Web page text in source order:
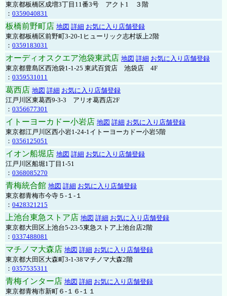
東京都板橋区成増3丁目11番3号 アクト1 ３階
： 0359040831
板橋前野町店 地図 詳細 お気に入り店舗登録
東京都板橋区前野町3-20-1ヒューリック志村坂上2階
： 0359183031
オーディオスクエア池袋東武店 地図 詳細 お気に入り店舗登録
東京都豊島区西池袋1-1-25 東武百貨店 池袋店 4F
： 0359531011
葛西店 地図 詳細 お気に入り店舗登録
江戸川区東葛西9-3-3 アリオ葛西店2F
： 0356677301
イトーヨーカドー小岩店 地図 詳細 お気に入り店舗登録
東京都江戸川区西小岩1-24-1イトーヨーカドー小岩5階
： 0356125051
イオン船堀店 地図 詳細 お気に入り店舗登録
江戸川区船堀1丁目1-51
： 0368085270
青梅統合館 地図 詳細 お気に入り店舗登録
東京都青梅市今寺５-１-１
： 0428321215
上池台東急ストア店 地図 詳細 お気に入り店舗登録
東京都大田区上池台5-23-5東急ストア上池台店2階
： 0337488081
マチノマ大森店 地図 詳細 お気に入り店舗登録
東京都大田区大森町3-1-38マチノマ大森2階
： 0357535311
青梅インター店 地図 詳細 お気に入り店舗登録
東京都青梅市新町６-１６-１１